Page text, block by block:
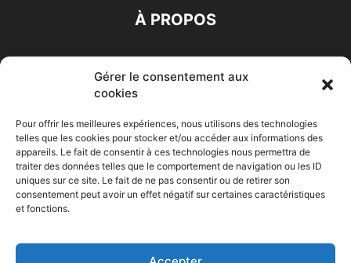
Gérer le consentement aux
cookies
Pour offrir les meilleures expériences, nous utilisons des technologies
telles que les cookies pour stocker et/ou accéder aux informations des
appareils. Le fait de consentir à ces technologies nous permettra de
traiter des données telles que le comportement de navigation ou les ID
uniques sur ce site. Le fait de ne pas consentir ou de retirer son
consentement peut avoir un effet négatif sur certaines caractéristiques
et fonctions.
À PROPOS
Accueil Economie Entreprises Entrepreneur
Maghreb